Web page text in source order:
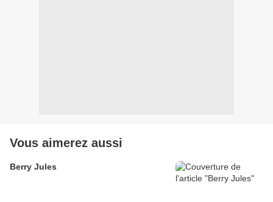
Vous aimerez aussi
Berry Jules